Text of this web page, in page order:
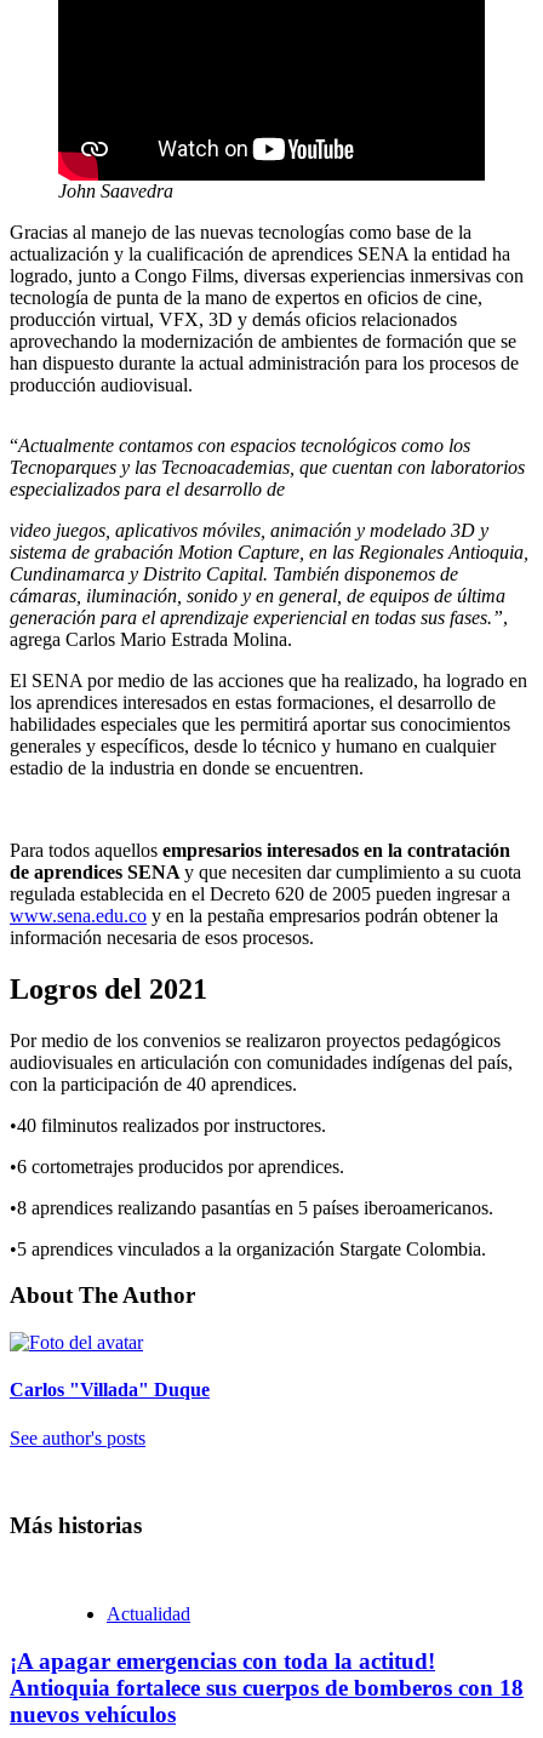
John Saavedra
Gracias al manejo de las nuevas tecnologías como base de la
actualización y la cualificación de aprendices SENA la entidad ha
logrado, junto a Congo Films, diversas experiencias inmersivas con
tecnología de punta de la mano de expertos en oficios de cine,
producción virtual, VFX, 3D y demás oficios relacionados
aprovechando la modernización de ambientes de formación que se
han dispuesto durante la actual administración para los procesos de
producción audiovisual.
“Actualmente contamos con espacios tecnológicos como los
Tecnoparques y las Tecnoacademias, que cuentan con laboratorios
especializados para el desarrollo de
video juegos, aplicativos móviles, animación y modelado 3D y
sistema de grabación Motion Capture, en las Regionales Antioquia,
Cundinamarca y Distrito Capital. También disponemos de
cámaras, iluminación, sonido y en general, de equipos de última
generación para el aprendizaje experiencial en todas sus fases.”,
agrega Carlos Mario Estrada Molina.
El SENA por medio de las acciones que ha realizado, ha logrado en
los aprendices interesados en estas formaciones, el desarrollo de
habilidades especiales que les permitirá aportar sus conocimientos
generales y específicos, desde lo técnico y humano en cualquier
estadio de la industria en donde se encuentren.
Para todos aquellos empresarios interesados en la contratación
de aprendices SENA y que necesiten dar cumplimiento a su cuota
regulada establecida en el Decreto 620 de 2005 pueden ingresar a
www.sena.edu.co y en la pestaña empresarios podrán obtener la
información necesaria de esos procesos.
Logros del 2021
Por medio de los convenios se realizaron proyectos pedagógicos
audiovisuales en articulación con comunidades indígenas del país,
con la participación de 40 aprendices.
•40 filminutos realizados por instructores.
•6 cortometrajes producidos por aprendices.
•8 aprendices realizando pasantías en 5 países iberoamericanos.
•5 aprendices vinculados a la organización Stargate Colombia.
About The Author
Carlos "Villada" Duque
See author's posts
Más historias
Actualidad
¡A apagar emergencias con toda la actitud!
Antioquia fortalece sus cuerpos de bomberos con 18
nuevos vehículos